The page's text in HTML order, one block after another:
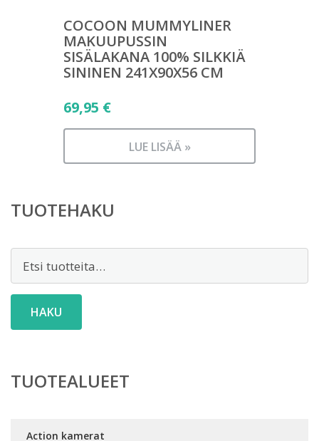
COCOON MUMMYLINER
MAKUUPUSSIN
SISÄLAKANA 100% SILKKIÄ
SININEN 241X90X56 CM
69,95 €
LUE LISÄÄ »
TUOTEHAKU
HAKU
TUOTEALUEET
Action kamerat